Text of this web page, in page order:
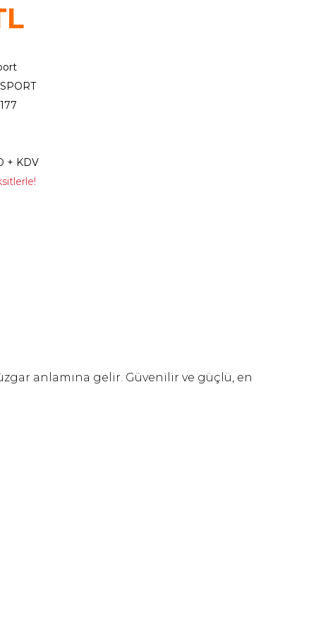
+ KDV
anlamına gelir. Güvenilir ve güçlü, en